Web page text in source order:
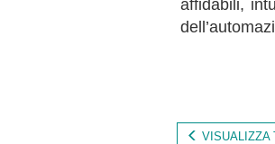
affidabili,
VISUALIZZA